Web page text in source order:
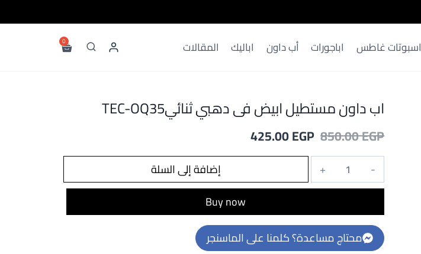
اسبوتات غاطس اباجورات أب داون اباليك المقالات
اب داون مستطيل ابيض فى دهبي ثنائيTEC-OQ35
850.00EGP
السعر
الأصلي
هو:
850.00 EGP.
425.00EGP
الحالي
هو:
425.00 EGP.
كمية
اب
مستطيل
ابيض
فى
إضافة إلى السلة
Buy now
محتاج مساعدة؟ كلمنا على الماسنجر